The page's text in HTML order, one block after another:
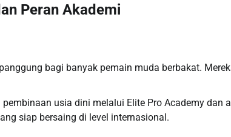
Peran Akademi
bagi banyak pemain muda berbakat.
usia dini melalui Elite Pro Academy dan
siap bersaing di level internasional.